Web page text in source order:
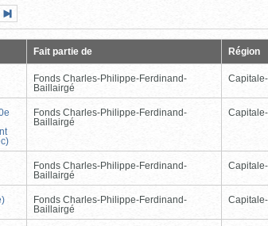
page
Fait partie de Région
Fonds Charles-Philippe-Ferdinand-
Baillairgé
Fonds Charles-Philippe-Ferdinand-
Baillairgé
Fonds Charles-Philippe-Ferdinand-
Baillairgé
Fonds Charles-Philippe-Ferdinand-
Baillairgé